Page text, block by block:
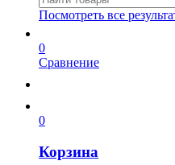
Посмотреть все
0
Сравнение
0
Корзина